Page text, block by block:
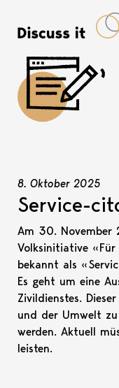
8. Oktober 2025
Service-
Am 30. November
Volksinitiative «Für
bekannt als
Es geht um eine
Zivildienstes.
und der Umwelt
werden. Aktuell
leisten.